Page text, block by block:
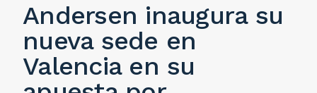
Andersen inaugura su
nueva sede en
Valencia en su